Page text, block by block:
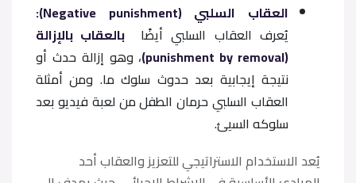
العقاب السلبي (Negative punishment):
يُعرف العقاب السلبي أيضًا
بالعقاب بالإزالة
(punishment by removal)
، وهو إزالة حدث أو
نتيجة إيجابية بعد حدوث سلوك ما. ومن أمثلة
العقاب السلبي حرمان الطفل من لعبة فيديو بعد
سلوكه السيئ.
يُعد الاستخدام الاستراتيجي للتعزيز والعقاب أحد